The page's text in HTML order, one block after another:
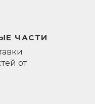
ЧАСТИ
от